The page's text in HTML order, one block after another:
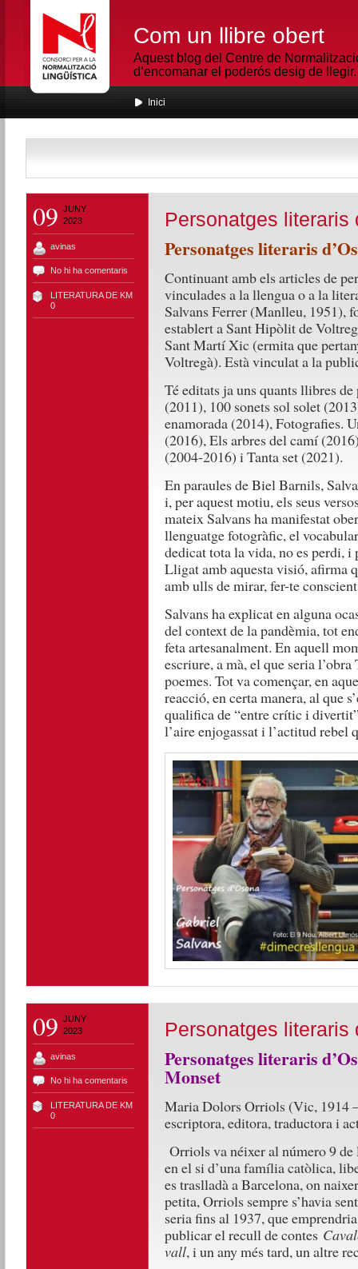
Com un llibre obert
Aquest blog del Centre de
d’encomanar el poderós desig de llegir.
Inici
09 JUNY
2023
avinas
No hi ha comentaris
LITERATURA DE KM
0
Personatges literaris
Personatges literaris
Continuant amb els articles de
vinculades a la llengua o a la
Salvans Ferrer (Manlleu, 1951),
establert a Sant Hipòlit de
Sant Martí Xic (ermita que
Voltregà). Està vinculat a la
Té editats ja uns quants llibres
(2011), 100 sonets sol solet
enamorada (2014), Fotografies.
(2016), Els arbres del camí
(2004-2016) i Tanta set (2021).
En paraules de Biel Barnils,
i, per aquest motiu, els seus
mateix Salvans ha manifestat
llenguatge fotogràfic, el
dedicat tota la vida, no es perdi, i
Lligat amb aquesta visió, afirma
amb ulls de mirar, fer-te
Salvans ha explicat en alguna
del context de la pandèmia, tot
feta artesanalment. En aquell
escriure, a mà, el que seria
poemes. Tot va començar, en
reacció, en certa manera, al que
qualifica de “entre crític i
l’aire enjogassat i l’actitud rebel
09 JUNY
2023
avinas
No hi ha comentaris
LITERATURA DE KM
0
Personatges literaris
Personatges literaris
Monset
Maria Dolors Orriols (Vic, 1914
escriptora, editora, traductora i
Orriols va néixer al número 9
en el si d’una família catòlica,
es traslladà a Barcelona, on
petita, Orriols sempre s’havia
seria fins al 1937, que
publicar el recull de contes
vall, i un any més tard, un altre